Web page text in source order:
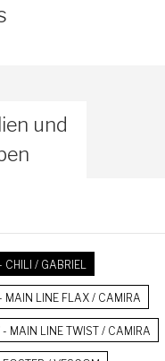
und
/ GABRIEL
MAIN LINE FLAX / CAMIRA
- MAIN LINE TWIST / CAMIRA